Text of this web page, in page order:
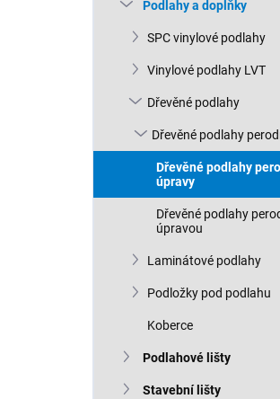
Podlahy a doplňky
SPC vinylové podlahy
Vinylové podlahy LVT
Dřevěné podlahy
Dřevěné podlahy
Dřevěné podlahy
úpravy
Dřevěné podlahy
úpravou
Laminátové podlahy
Podložky pod podlahu
Koberce
Podlahové lišty
Stavební lišty